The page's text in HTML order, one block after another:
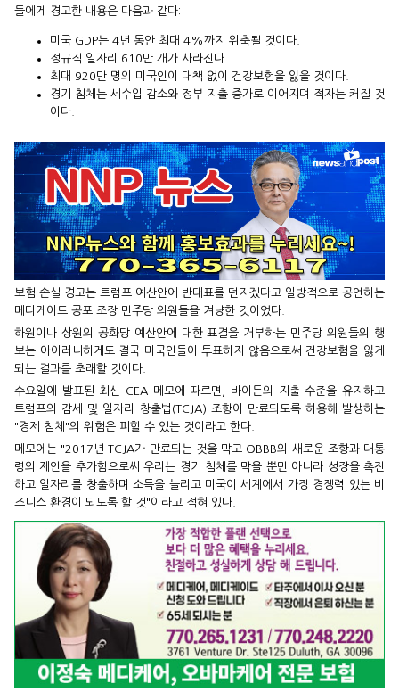
들에게 경고한 내용은 다음과 같다:
미국 GDP는 4년 동안 최대 4%까지 위축될 것이다.
정규직 일자리 610만 개가 사라진다.
최대 920만 명의 미국인이 대책 없이 건강보험을 잃을 것이다.
경기 침체는 세수입 감소와 정부 지출 증가로 이어지며 적자는 커질 것
이다.
보험 손실 경고는 트럼프 예산안에 반대표를 던지겠다고 일방적으로 공언하는
메디케이드 공포 조장 민주당 의원들을 겨냥한 것이었다.
하원이나 상원의 공화당 예산안에 대한 표결을 거부하는 민주당 의원들의 행
보는 아이러니하게도 결국 미국인들이 투표하지 않음으로써 건강보험을 잃게
되는 결과를 초래할 것이다.
수요일에 발표된 최신 CEA 메모에 따르면, 바이든의 지출 수준을 유지하고
트럼프의 감세 및 일자리 창출법(TCJA) 조항이 만료되도록 허용해 발생하는
"경제 침체"의 위험은 피할 수 있는 것이라고 한다.
메모에는 "2017년 TCJA가 만료되는 것을 막고 OBBB의 새로운 조항과 대통
령의 제안을 추가함으로써 우리는 경기 침체를 막을 뿐만 아니라 성장을 촉진
하고 일자리를 창출하며 소득을 늘리고 미국이 세계에서 가장 경쟁력 있는 비
즈니스 환경이 되도록 할 것"이라고 적혀 있다.